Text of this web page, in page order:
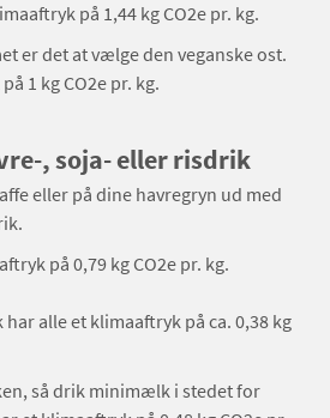
på 1,44 kg CO2e pr. kg.
er det at vælge den veganske ost.
1 kg CO2e pr. kg.
, soja- eller risdrik
eller på dine havregryn ud med
på 0,79 kg CO2e pr. kg.
alle et klimaaftryk på ca. 0,38 kg
så drik minimælk i stedet for